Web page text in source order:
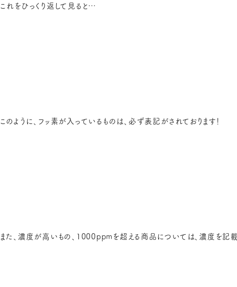
これをひっくり返して見ると…
このように、フッ素が入っているものは、必ず表記がされております！
また、濃度が高いもの、1000ppmを超える商品については、濃度を記載